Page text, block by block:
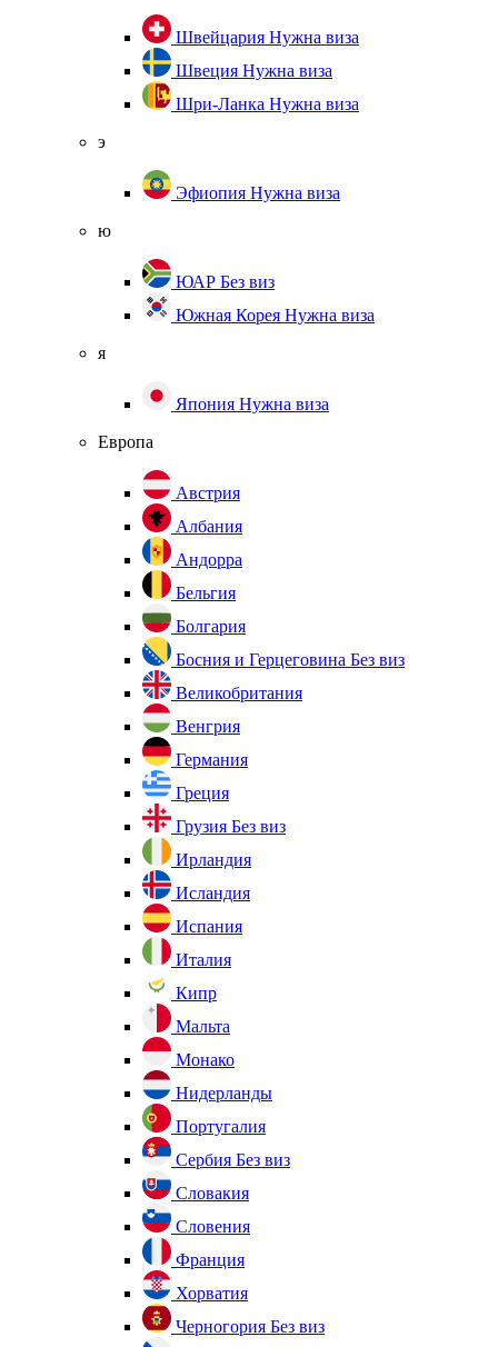
Швейцария Нужна виза
Швеция Нужна виза
Шри-Ланка Нужна виза
э
Эфиопия Нужна виза
ю
ЮАР Без виз
Южная Корея Нужна виза
я
Япония Нужна виза
Европа
Австрия
Албания
Андорра
Бельгия
Болгария
Босния и Герцеговина Без виз
Великобритания
Венгрия
Германия
Греция
Грузия Без виз
Ирландия
Исландия
Испания
Италия
Кипр
Мальта
Монако
Нидерланды
Португалия
Сербия Без виз
Словакия
Словения
Франция
Хорватия
Черногория Без виз